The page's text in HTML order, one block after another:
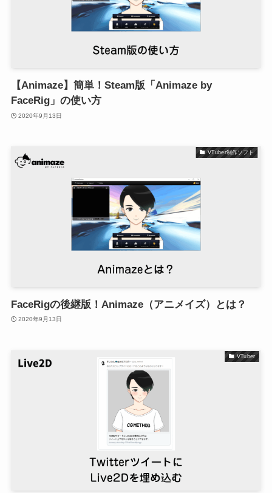
【Animaze】簡単！Steam版「Animaze by
FaceRig」の使い方
2020年9月13日
VTuber制作ソフト
FaceRigの後継版！Animaze（アニメイズ）とは？
2020年9月13日
VTuber